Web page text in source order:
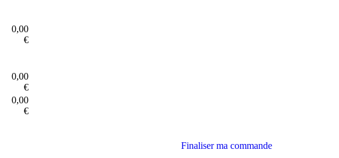
0,00
€
0,00
€
0,00
€
Finaliser ma commande